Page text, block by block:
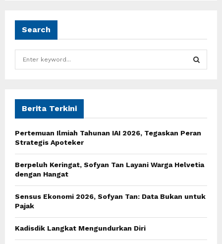
Search
f
r
Berita Terkini
Pertemuan Ilmiah Tahunan IAI 2026, Tegaskan Peran
Strategis Apoteker
Berpeluh Keringat, Sofyan Tan Layani Warga Helvetia
dengan Hangat
Sensus Ekonomi 2026, Sofyan Tan: Data Bukan untuk
Pajak
Kadisdik Langkat Mengundurkan Diri